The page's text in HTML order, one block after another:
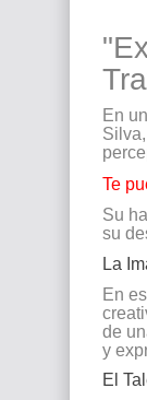
En
Te
Su
su
La
En
de
y
El